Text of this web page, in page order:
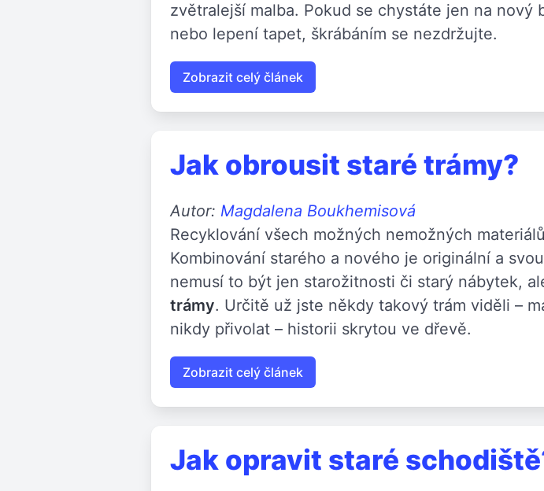
zvětralejší malba. Pokud se chystáte jen na
nebo lepení tapet, škrábáním se nezdržujte.
Zobrazit celý článek
Jak obrousit staré trámy?
Autor: Magdalena Boukhemisová
Recyklování všech možných nemožných
Kombinování starého a nového je originální a
nemusí to být jen starožitnosti či starý nábytek,
trámy. Určitě už jste někdy takový trám viděli –
nikdy přivolat – historii skrytou ve dřevě.
Zobrazit celý článek
Jak opravit staré